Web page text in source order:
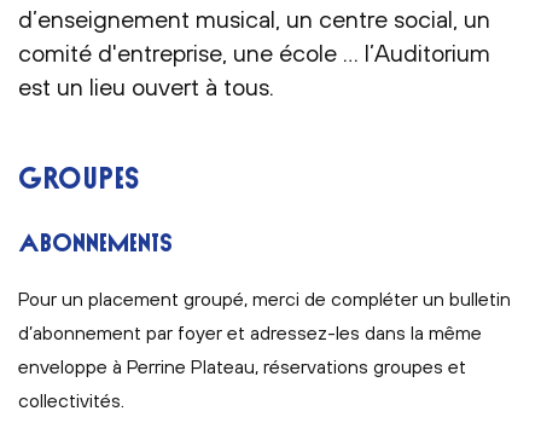
d’enseignement musical, un centre social, un
comité d'entreprise, une école … l’Auditorium
est un lieu ouvert à tous.
GROUPES
ABONNEMENTS
Pour un placement groupé, merci de compléter un bulletin
d’abonnement par foyer et adressez-les dans la même
enveloppe à Perrine Plateau, réservations groupes et
collectivités.